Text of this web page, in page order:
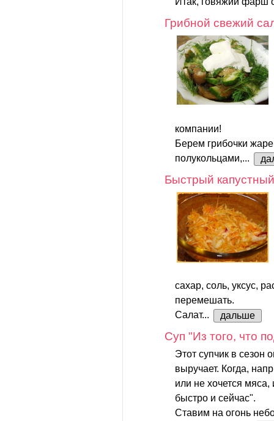
Грибной свежий
компании!
Берем грибочки
полукольцами,...
Быстрый
сахар, соль, уксус,
перемешать.
Салат...
дальше
Суп "Из того, что
Этот супчик в сезон
выручает. Когда,
или не хочется
быстро и сейчас".
Ставим на огонь